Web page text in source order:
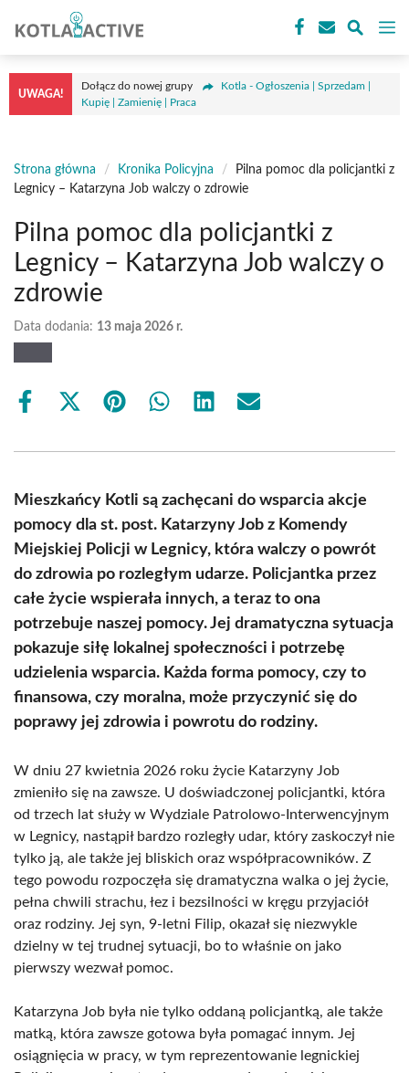
treści
UWAGA!
Dołącz do nowej grupy
Kotla - Ogłoszenia | Sprzedam |
Kupię | Zamienię | Praca
Strona główna / Kronika Policyjna /
Pilna pomoc dla policjantki z
Legnicy – Katarzyna Job walczy o zdrowie
Pilna pomoc dla policjantki z
Legnicy – Katarzyna Job walczy o
zdrowie
Data dodania: 13 maja 2026 r.
Share
Share
(Twitter)
Share Share Share Share
Mieszkańcy Kotli są zachęcani do wsparcia akcje
pomocy dla st. post. Katarzyny Job z Komendy
Miejskiej Policji w Legnicy, która walczy o powrót
do zdrowia po rozległym udarze. Policjantka przez
całe życie wspierała innych, a teraz to ona
potrzebuje naszej pomocy. Jej dramatyczna sytuacja
pokazuje siłę lokalnej społeczności i potrzebę
udzielenia wsparcia. Każda forma pomocy, czy to
finansowa, czy moralna, może przyczynić się do
poprawy jej zdrowia i powrotu do rodziny.
W dniu 27 kwietnia 2026 roku życie Katarzyny Job
zmieniło się na zawsze. U doświadczonej policjantki, która
od trzech lat służy w Wydziale Patrolowo-Interwencyjnym
w Legnicy, nastąpił bardzo rozległy udar, który zaskoczył nie
tylko ją, ale także jej bliskich oraz współpracowników. Z
tego powodu rozpoczęła się dramatyczna walka o jej życie,
pełna chwili strachu, łez i bezsilności w kręgu przyjaciół
oraz rodziny. Jej syn, 9-letni Filip, okazał się niezwykle
dzielny w tej trudnej sytuacji, bo to właśnie on jako
pierwszy wezwał pomoc.
Katarzyna Job była nie tylko oddaną policjantką, ale także
matką, która zawsze gotowa była pomagać innym. Jej
osiągnięcia w pracy, w tym reprezentowanie legnickiej